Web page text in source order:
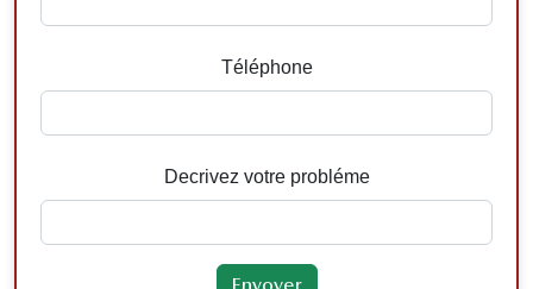
Téléphone
Decrivez votre probléme